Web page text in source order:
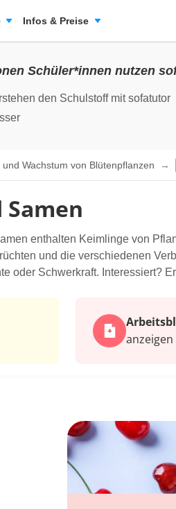
Infos & Preise
Schüler*innen nutzen
den Schulstoff mit sofatutor
Wachstum von Blütenpflanzen
enthalten Keimlinge von
und die verschiedenen
oder Schwerkraft. Interessiert?
anzeigen